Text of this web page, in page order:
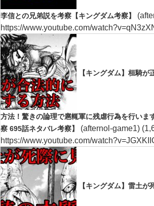
李信との兄弟説を考察【キングダム考察】
https://www.youtube.com/
【キングダム】桓騎が
方法！驚きの論理で扈輒軍に残虐行為を行いま
察 695話ネタバレ考察】
(afternol-game1)
https://www.youtube.com/
【キングダム】雷土が